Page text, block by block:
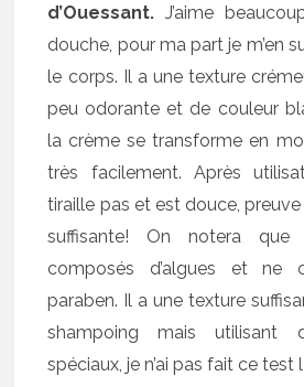
d’Ouessant.J’aime
douche, pour ma part je m’en
le corps. Il a une texture
peu odorante et de couleur
la crème se transforme en
très facilement. Après
tiraille pas et est douce, preuve
suffisante! On notera
composés d’algues et ne
paraben. Il a une texture
shampoing mais utilisant
spéciaux, je n’ai pas fait ce test